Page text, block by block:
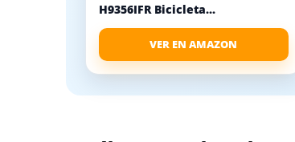
H9356IFR Bicicleta...
VER EN AMAZON